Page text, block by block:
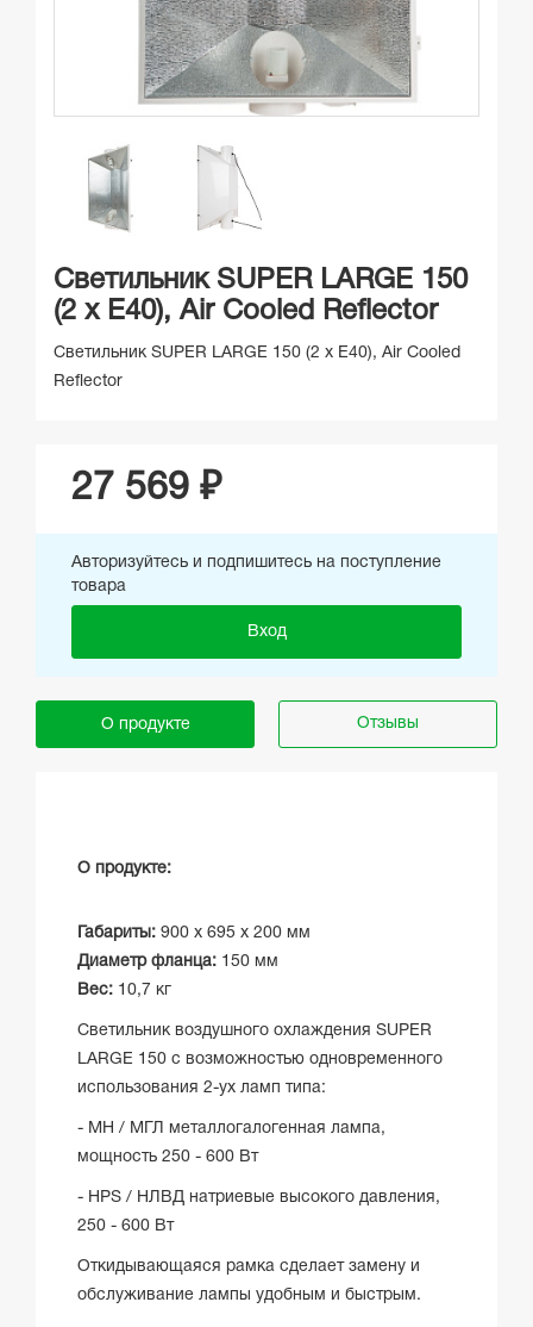
Светильник SUPER LARGE 150
(2 x E40), Air Cooled Reflector
Светильник SUPER LARGE 150 (2 x E40), Air Cooled
Reflector
27 569 ₽
Авторизуйтесь и подпишитесь на поступление
товара
Вход
О продукте Отзывы
О продукте:
Габариты: 900 x 695 x 200 мм
Диаметр фланца: 150 мм
Вес: 10,7 кг
Светильник воздушного охлаждения SUPER
LARGE 150 с возможностью одновременного
использования 2-ух ламп типа:
- MH / МГЛ металлогалогенная лампа,
мощность 250 - 600 Вт
- HPS / НЛВД натриевые высокого давления,
250 - 600 Вт
Откидывающаяся рамка сделает замену и
обслуживание лампы удобным и быстрым.